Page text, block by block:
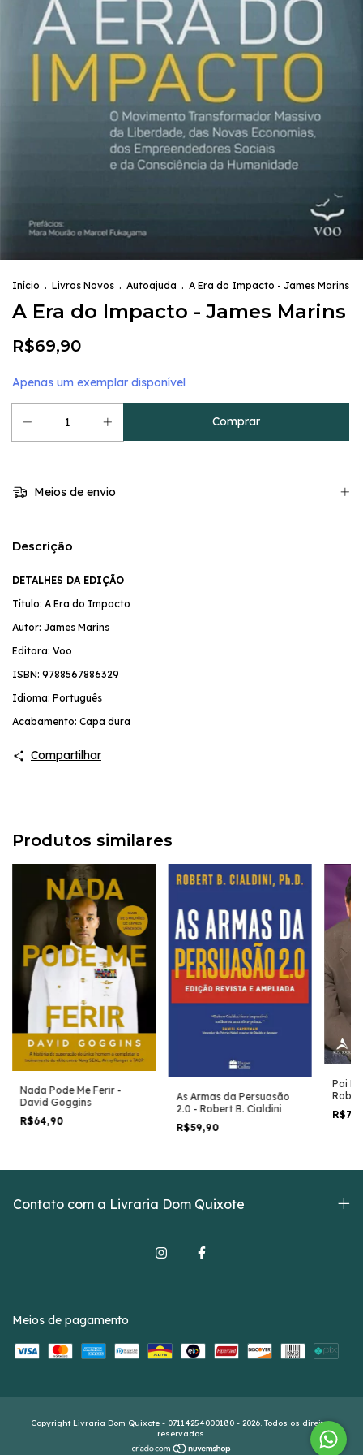
Início . Livros Novos . Autoajuda . A Era do Impacto - James Marins
A Era do Impacto - James Marins
R$69,90
Apenas um exemplar disponível
Meios de envio
Descrição
DETALHES DA EDIÇÃO
Título: A Era do Impacto
Autor: James Marins
Editora: Voo
ISBN: 9788567886329
Idioma: Português
Acabamento: Capa dura
Compartilhar
Produtos similares
Nada Pode Me Ferir -
David Goggins
R$64,90
As Armas da Persuasão
2.0 - Robert B. Cialdini
R$59,90
Pai
Contato com a Livraria Dom Quixote
Meios de pagamento
Copyright Livraria Dom Quixote - 07114254000180 - 2026. Todos os direitos
reservados.